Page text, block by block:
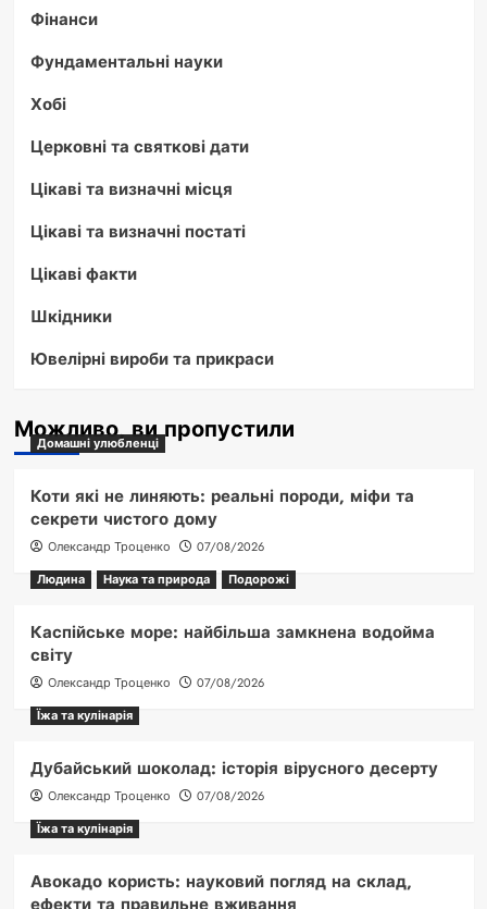
Фінанси
Фундаментальні науки
Хобі
Церковні та святкові дати
Цікаві та визначні місця
Цікаві та визначні постаті
Цікаві факти
Шкідники
Ювелірні вироби та прикраси
Можливо, ви пропустили
Домашні улюбленці
Коти які не линяють: реальні породи, міфи та
секрети чистого дому
Олександр Троценко
07/08/2026
Людина
Наука та природа Подорожі
Каспійське море: найбільша замкнена водойма
світу
Олександр Троценко
07/08/2026
Їжа та кулінарія
Дубайський шоколад: історія вірусного десерту
Олександр Троценко
07/08/2026
Їжа та кулінарія
Авокадо користь: науковий погляд на склад,